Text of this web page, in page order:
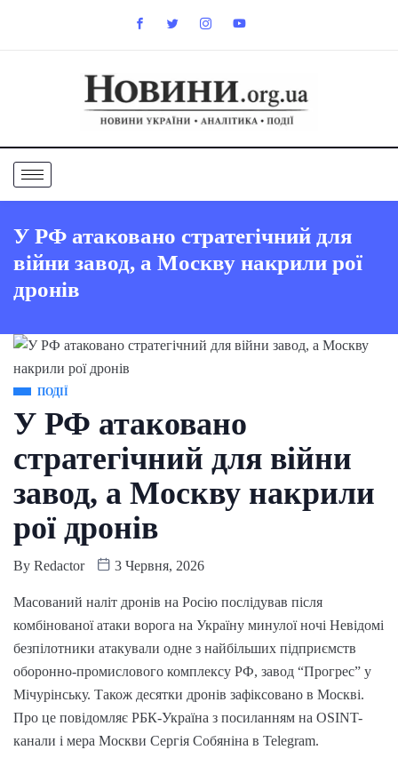
У РФ атаковано стратегічний для
війни завод, а Москву накрили рої
дронів
ПОДІЇ
У РФ атаковано
стратегічний для війни
завод, а Москву накрили
рої дронів
By Redactor 3 Червня, 2026
Масований наліт дронів на Росію послідував після
комбінованої атаки ворога на Україну минулої ночі Невідомі
безпілотники атакували одне з найбільших підприємств
оборонно-промислового комплексу РФ, завод “Прогрес” у
Мічурінську. Також десятки дронів зафіксовано в Москві.
Про це повідомляє РБК-Україна з посиланням на OSINT-
канали і мера Москви Сергія Собяніна в Telegram.